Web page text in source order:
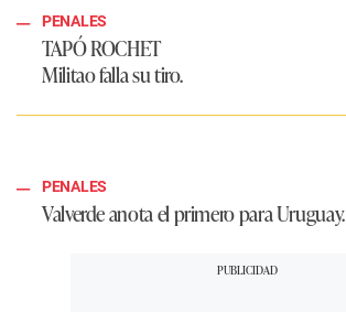
PENALES
TAPÓ ROCHET
Militao falla su tiro.
PENALES
Valverde anota el primero para Uruguay.